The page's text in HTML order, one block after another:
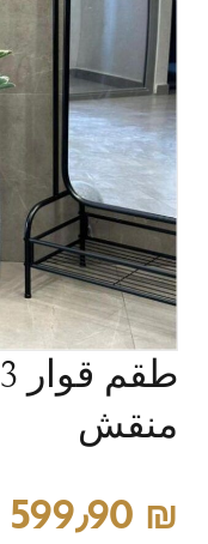
منقش
599٫90 ₪